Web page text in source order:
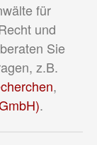
für
und
Sie
z.B.
,
.